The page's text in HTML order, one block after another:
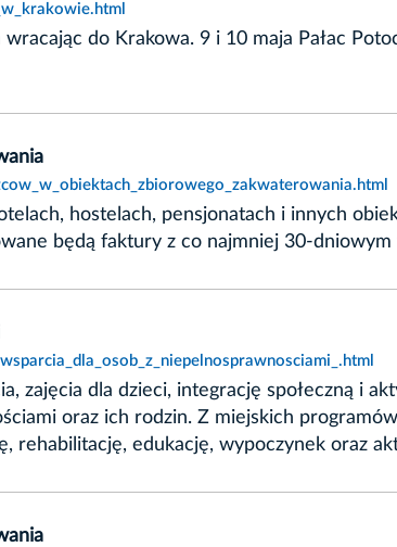
do Krakowa. 9 i 10 maja Pałac
hostelach, pensjonatach i innych
będą faktury z co najmniej 30-dniowym
zajęcia dla dzieci, integrację społeczną i
oraz ich rodzin. Z miejskich
edukację, wypoczynek oraz